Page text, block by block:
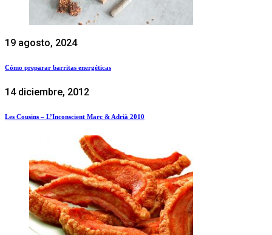
19 agosto, 2024
Cómo preparar barritas energéticas
14 diciembre, 2012
Les Cousins – L’Inconscient Marc & Adrià 2010